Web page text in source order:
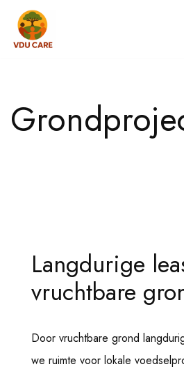
Ga
inhoud
Langdurige
vruchtbare
Door vruchtbare grond
we ruimte voor lokale